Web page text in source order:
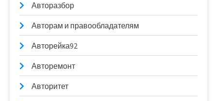
Авторазбор
Авторам и правообладателям
Авторейка92
Авторемонт
Авторитет